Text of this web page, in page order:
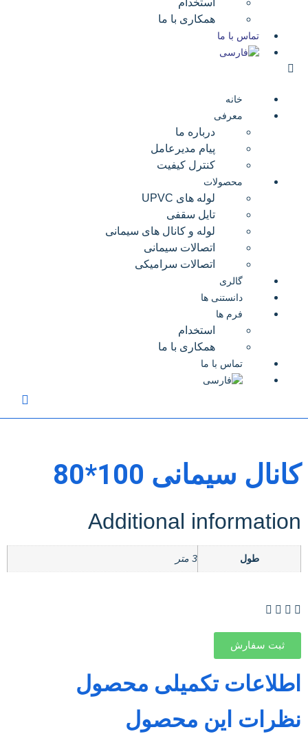
استخدام
همکاری با ما
تماس با ما
خانه
معرفی
درباره ما
پیام مدیرعامل
کنترل کیفیت
محصولات
لوله های UPVC
تایل سقفی
لوله و کانال های سیمانی
اتصالات سیمانی
اتصالات سرامیکی
گالری
دانستنی ها
فرم ها
استخدام
همکاری با ما
تماس با ما
سیمانی 100*80
Additional
طول
ثبت سفارش
تکمیلی محصول
این محصول